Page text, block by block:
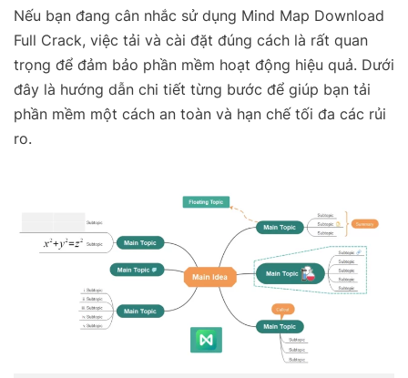
Nếu bạn đang cân nhắc sử dụng Mind Map Download
Full Crack, việc tải và cài đặt đúng cách là rất quan
trọng để đảm bảo phần mềm hoạt động hiệu quả. Dưới
đây là hướng dẫn chi tiết từng bước để giúp bạn tải
phần mềm một cách an toàn và hạn chế tối đa các rủi
ro.